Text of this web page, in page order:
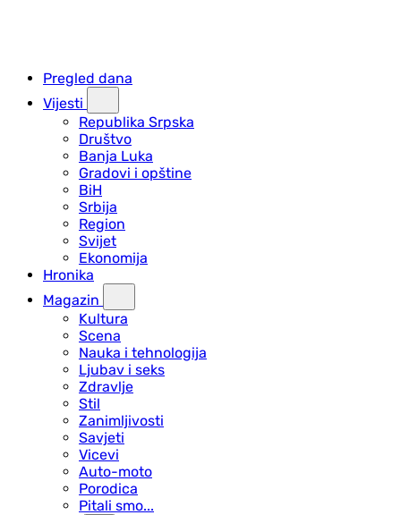
Pregled dana
Vijesti
Republika Srpska
Društvo
Banja Luka
Gradovi i opštine
BiH
Srbija
Region
Svijet
Ekonomija
Hronika
Magazin
Kultura
Scena
Nauka i tehnologija
Ljubav i seks
Zdravlje
Stil
Zanimljivosti
Savjeti
Vicevi
Auto-moto
Porodica
Pitali smo...